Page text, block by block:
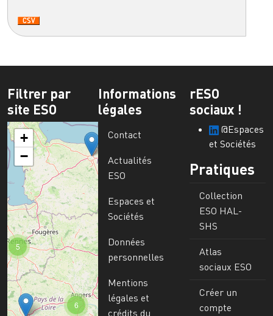
Filtrer par
site ESO
6
5
+
−
Informations
légales
Contact
Actualités
ESO
Espaces et
Sociétés
Données
personnelles
Mentions
légales et
crédits du
rESO
sociaux !
@Espaces
et Sociétés
Pratiques
Collection
ESO HAL-
SHS
Atlas
sociaux ESO
Créer un
compte